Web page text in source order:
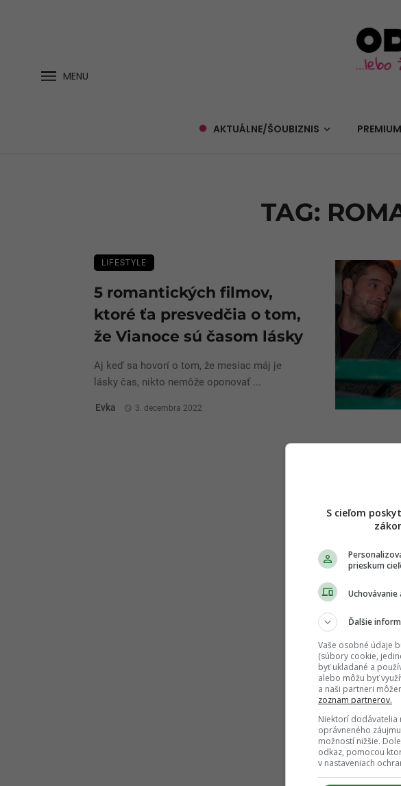
MENU
AKTUÁLNE/ŠOUBIZNIS PREMIUM
TAG:
LIFESTYLE
5 romantických filmov,
ktoré ťa presvedčia o tom,
že Vianoce sú časom lásky
Aj keď sa hovorí o tom, že mesiac máj je
lásky čas, nikto nemôže oponovať ...
Evka 3. decembra 2022
S cieľom
prieskum
Ďalšie
Vaše osobné údaje
(súbory cookie,
byť ukladané a
alebo môžu byť
a naši partneri
zoznam partnerov.
Niektorí dodávatelia
oprávneného
možností nižšie.
odkaz, pomocou
v nastaveniach